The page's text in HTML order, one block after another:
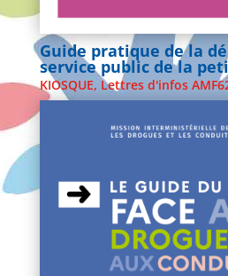
Guide pratique de la
service public de la
KIOSQUE, Lettres d'infos